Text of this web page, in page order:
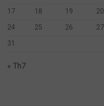
17
18 19 20
24
25 26 27
31
« Th7